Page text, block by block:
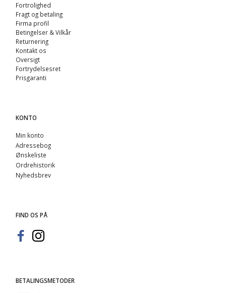
Fortrolighed
Fragt og betaling
Firma profil
Betingelser & Vilkår
Returnering
Kontakt os
Oversigt
Fortrydelsesret
Prisgaranti
KONTO
Min konto
Adressebog
Ønskeliste
Ordrehistorik
Nyhedsbrev
FIND OS PÅ
BETALINGSMETODER